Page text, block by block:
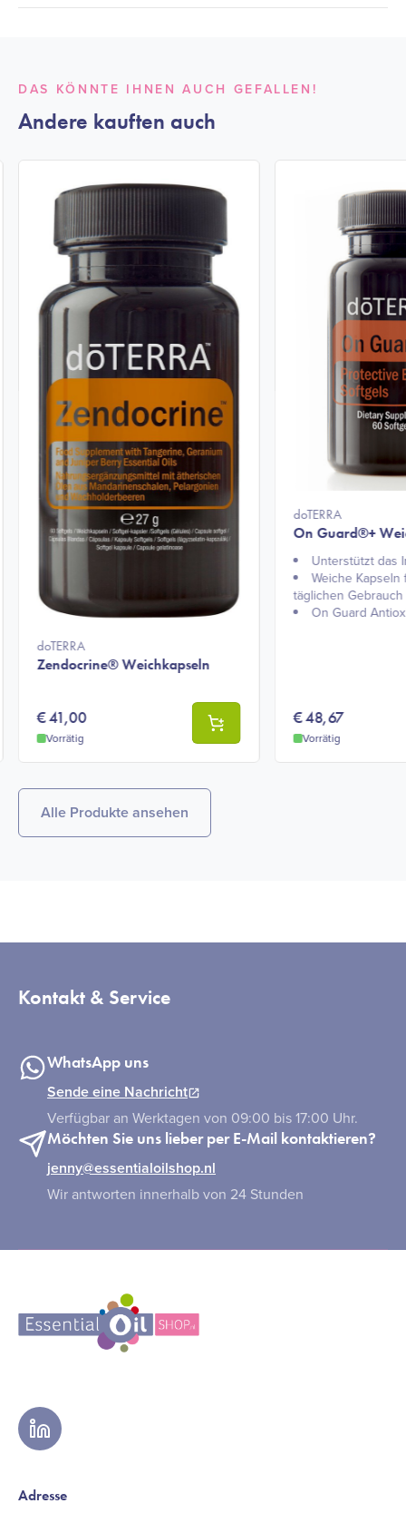
DAS KÖNNTE IHNEN AUCH GEFALLEN!
Andere kauften auch
doTERRA
Zendocrine® Weichkapseln
€41,00
Vorrätig
doTERRA
On Guard®+
Unterstützt das
Weiche
täglichen Gebrauch
On Guard
€48,67
Vorrätig
Alle Produkte ansehen
Kontakt & Service
WhatsApp uns
Sende eine Nachricht
Verfügbar an Werktagen von 09:00 bis 17:00 Uhr.
Möchten Sie uns lieber per E-Mail kontaktieren?
jenny@essentialoilshop.nl
Wir antworten innerhalb von 24 Stunden
linkedin
Adresse